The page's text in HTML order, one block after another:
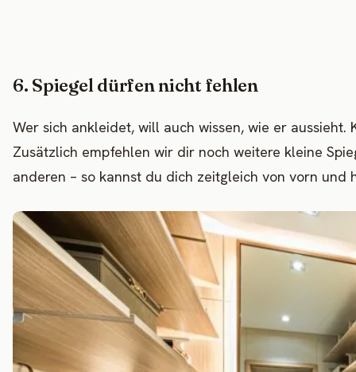
6. Spiegel dürfen nicht fehlen
Wer sich ankleidet, will auch wissen, wie er aussieht.
Zusätzlich empfehlen wir dir noch weitere kleine
anderen – so kannst du dich zeitgleich von vorn